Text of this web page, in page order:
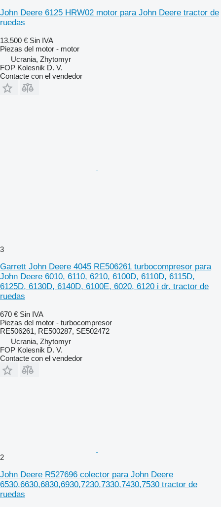
John Deere 6125 HRW02 motor para John Deere tractor de
ruedas
13.500 € Sin IVA
Piezas del motor - motor
Ucrania, Zhytomyr
FOP Kolesnik D. V.
Contacte con el vendedor
3
Garrett John Deere 4045 RE506261 turbocompresor para
John Deere 6010, 6110, 6210, 6100D, 6110D, 6115D,
6125D, 6130D, 6140D, 6100E, 6020, 6120 i dr. tractor de
ruedas
670 € Sin IVA
Piezas del motor - turbocompresor
RE506261, RE500287, SE502472
Ucrania, Zhytomyr
FOP Kolesnik D. V.
Contacte con el vendedor
2
John Deere R527696 colector para John Deere
6530,6630,6830,6930,7230,7330,7430,7530 tractor de
ruedas